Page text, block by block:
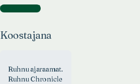
Koostajana )
Koostajana
Ruhnu ajaraamat.
Ruhnu Chronicle